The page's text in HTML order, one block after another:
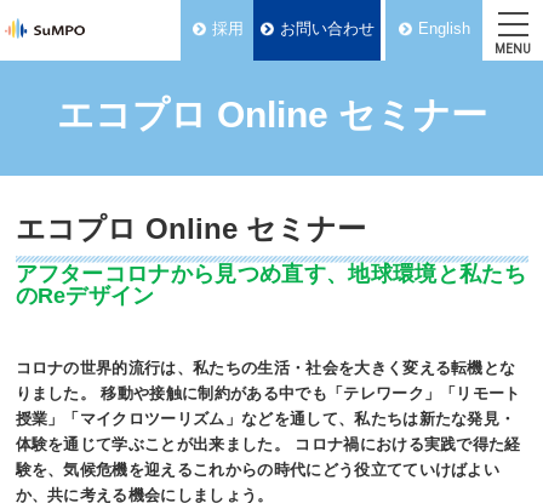
採用 お問い合わせ English
MENU
エコプロ Online セミナー
エコプロ Online セミナー
アフターコロナから見つめ直す、地球環境と私たち
のReデザイン
コロナの世界的流行は、私たちの生活・社会を大きく変える転機とな
りました。 移動や接触に制約がある中でも「テレワーク」「リモート
授業」「マイクロツーリズム」などを通して、私たちは新たな発見・
体験を通じて学ぶことが出来ました。 コロナ禍における実践で得た経
験を、気候危機を迎えるこれからの時代にどう役立てていけばよい
か、共に考える機会にしましょう。